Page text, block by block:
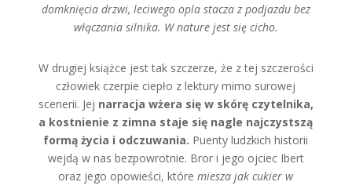
domknięcia drzwi, leciwego opla stacza z podjazdu bez
włączania silnika. W nature jest się cicho.
W drugiej książce jest tak szczerze, że z tej szczerości
człowiek czerpie ciepło z lektury mimo surowej
scenerii. Jej narracja wżera się w skórę czytelnika,
a kostnienie z zimna staje się nagle najczystszą
formą życia i odczuwania. Puenty ludzkich historii
wejdą w nas bezpowrotnie. Bror i jego ojciec Ibert
oraz jego opowieści, któremiesza jak cukier w